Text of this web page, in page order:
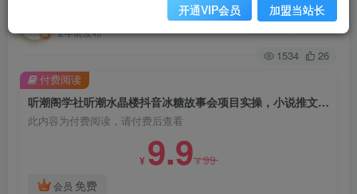
2年前发布
关注 私信
1534 26
听潮阁学社听潮水晶楼抖音冰糖故事会项目实操，小说推文项目实操全流程，简单粗暴！
此内容为付费阅读，请付费后查看
¥ 9.9¥99
会员 免费
付费阅读
开通VIP会员 加盟当站长